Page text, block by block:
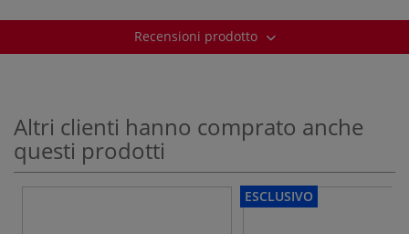
Recensioni prodotto
Altri clienti hanno comprato anche
questi prodotti
ESCLUSIVO